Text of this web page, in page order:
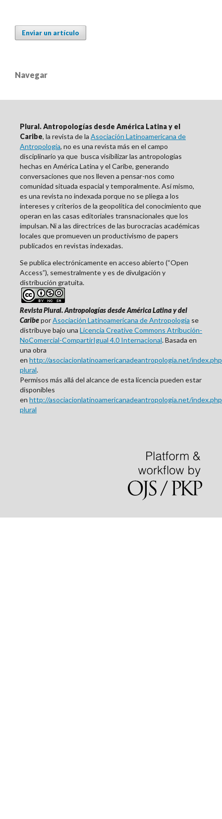
Enviar un artículo
Navegar
Plural. Antropologías desde América Latina y el
Caribe, la revista de la Asociación Latinoamericana de
Antropología, no es una revista más en el campo
disciplinario ya que busca visibilizar las antropologías
hechas en América Latina y el Caribe, generando
conversaciones que nos lleven a pensar-nos como
comunidad situada espacial y temporalmente. Así mismo,
es una revista no indexada porque no se pliega a los
intereses y criterios de la geopolítica del conocimiento que
operan en las casas editoriales transnacionales que los
impulsan. Ni a las directrices de las burocracias académicas
locales que promueven un productivismo de papers
publicados en revistas indexadas.
Se publica electrónicamente en acceso abierto (“Open
Access”), semestralmente y es de divulgación y
distribución gratuita.
Revista Plural. Antropologías desde América Latina y del
CaribeporAsociación Latinoamericana de Antropología se
distribuye bajo una Licencia Creative Commons Atribución-
NoComercial-CompartirIgual 4.0 Internacional. Basada en
una obra
en http://asociacionlatinoamericanadeantropologia.net/
plural.
Permisos más allá del alcance de esta licencia pueden estar
disponibles
en http://asociacionlatinoamericanadeantropologia.net/
plural